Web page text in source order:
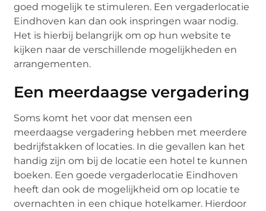
goed mogelijk te stimuleren. Een vergaderlocatie
Eindhoven kan dan ook inspringen waar nodig.
Het is hierbij belangrijk om op hun website te
kijken naar de verschillende mogelijkheden en
arrangementen.
Een meerdaagse vergadering
Soms komt het voor dat mensen een
meerdaagse vergadering hebben met meerdere
bedrijfstakken of locaties. In die gevallen kan het
handig zijn om bij de locatie een hotel te kunnen
boeken. Een goede vergaderlocatie Eindhoven
heeft dan ook de mogelijkheid om op locatie te
overnachten in een chique hotelkamer. Hierdoor